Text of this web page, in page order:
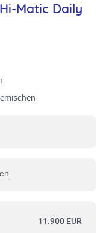
Matic Daily
11.900 EUR